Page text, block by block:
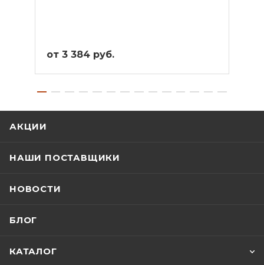
от 3 384 руб.
АКЦИИ
НАШИ ПОСТАВЩИКИ
НОВОСТИ
БЛОГ
КАТАЛОГ